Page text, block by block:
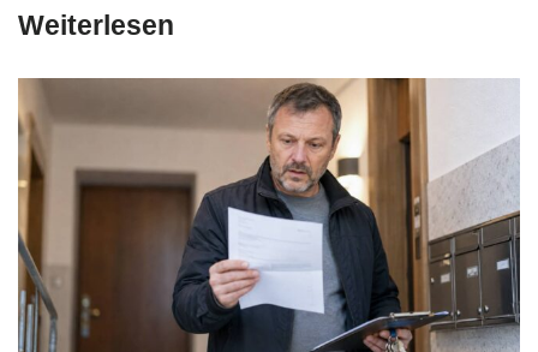
Weiterlesen